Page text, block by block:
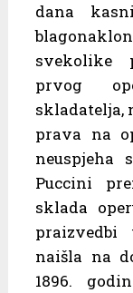
dana
svekolike
prvog
skladatelja,
prava na
neuspjeha
Puccini
sklada
naišla na
1896.